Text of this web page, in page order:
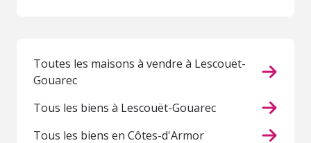
Toutes les maisons à vendre à Lescouët-
Gouarec
Tous les biens à Lescouët-Gouarec
Tous les biens en Côtes-d'Armor